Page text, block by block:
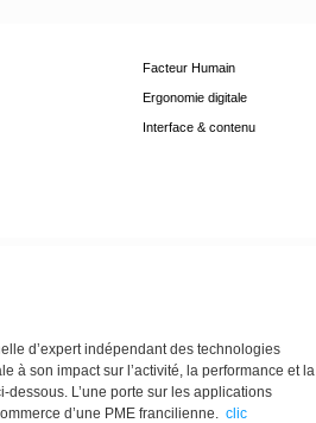
Facteur Humain
Ergonomie digitale
Interface & contenu
d’expert indépendant des technologies
à son impact sur l’activité, la performance et la
L’une porte sur les applications
d’une PME francilienne. clic